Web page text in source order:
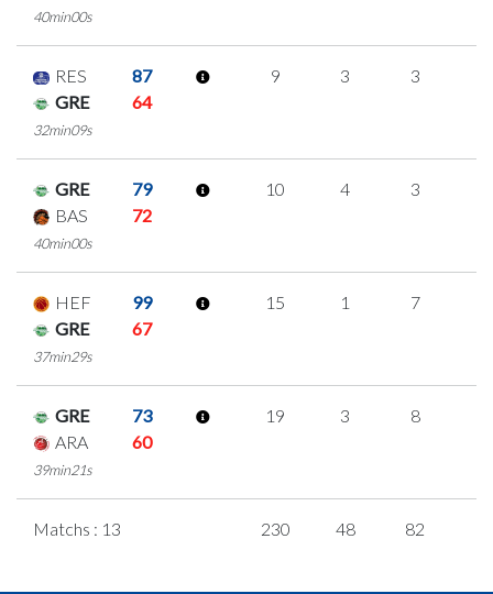
40min00s
RES
87
GRE
64
32min09s
9 3 3
GRE
79
BAS
72
40min00s
10 4 3
HEF
99
GRE
67
37min29s
15 1 7
GRE
73
ARA
60
39min21s
19 3 8
Matchs : 13 230 48 82